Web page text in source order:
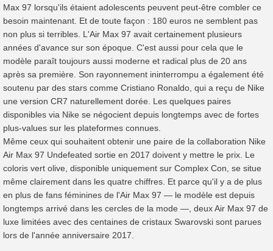
Max 97 lorsqu'ils étaient adolescents peuvent peut-être combler ce
besoin maintenant. Et de toute façon : 180 euros ne semblent pas
non plus si terribles. L'Air Max 97 avait certainement plusieurs
années d'avance sur son époque. C'est aussi pour cela que le
modèle paraît toujours aussi moderne et radical plus de 20 ans
après sa première. Son rayonnement ininterrompu a également été
soutenu par des stars comme Cristiano Ronaldo, qui a reçu de Nike
une version CR7 naturellement dorée. Les quelques paires
disponibles via Nike se négocient depuis longtemps avec de fortes
plus-values sur les plateformes connues.
Même ceux qui souhaitent obtenir une paire de la collaboration Nike
Air Max 97 Undefeated sortie en 2017 doivent y mettre le prix. Le
coloris vert olive, disponible uniquement sur Complex Con, se situe
même clairement dans les quatre chiffres. Et parce qu'il y a de plus
en plus de fans féminines de l'Air Max 97 — le modèle est depuis
longtemps arrivé dans les cercles de la mode —, deux Air Max 97 de
luxe limitées avec des centaines de cristaux Swarovski sont parues
lors de l'année anniversaire 2017.